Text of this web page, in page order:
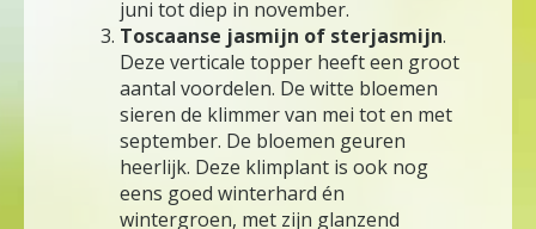
juni tot diep in november.
Toscaanse jasmijn of sterjasmijn.
Deze verticale topper heeft een groot
aantal voordelen. De witte bloemen
sieren de klimmer van mei tot en met
september. De bloemen geuren
heerlijk. Deze klimplant is ook nog
eens goed winterhard én
wintergroen, met zijn glanzend